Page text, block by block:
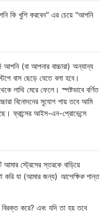
কি খুশি করবেন" এর চেয়ে "আপনি
আপনি (বা আপনার বাচ্চারা) অন্যান্য
বাস ছেড়ে যেতে বলা হবে।
লাথি মেরে ফেলে। স্পষ্টভাবে বর্ণিত
বিনোদনের সুযোগ পায় তবে আমি
ফ্রান্সের আইস-এন-প্রোভেন্সে
স্ট্রেসের স্তরকে বাড়িয়ে
করি যা (আমার জন্য) আপেক্ষিকশান্ত
করে? এবং যদি তা হয় তবে